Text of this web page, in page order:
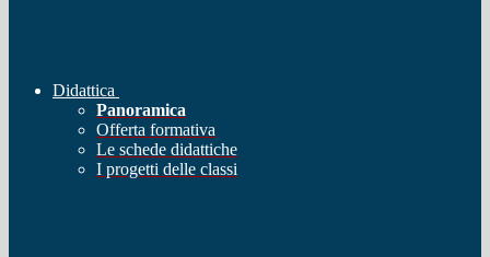
Didattica
Panoramica
Offerta formativa
Le schede didattiche
I progetti delle classi